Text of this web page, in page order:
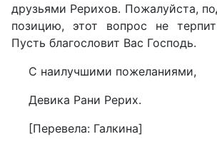
друзьями Рерихов. Пожалуйста,
позицию, этот вопрос не терпит
Пусть благословит Вас Господь.
С наилучшими пожеланиями,
Девика Рани Рерих.
[Перевела: Галкина]